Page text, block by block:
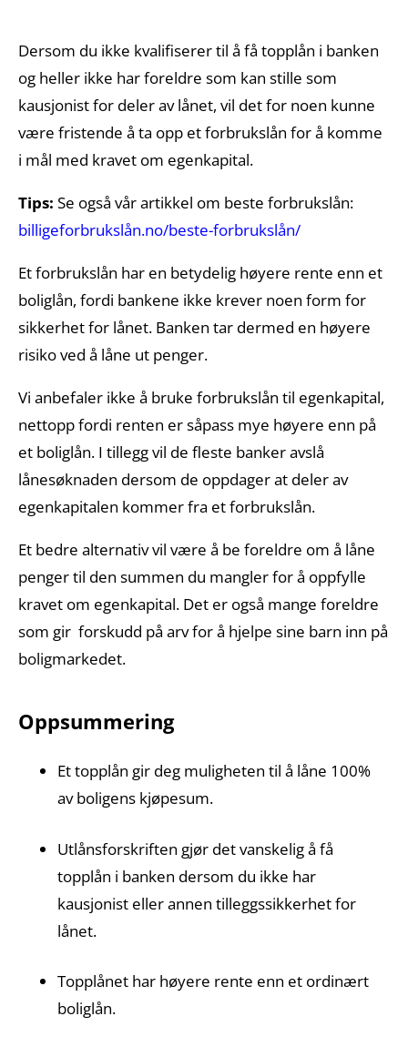
Dersom du ikke kvalifiserer til å få topplån i banken
og heller ikke har foreldre som kan stille som
kausjonist for deler av lånet, vil det for noen kunne
være fristende å ta opp et forbrukslån for å komme
i mål med kravet om egenkapital.
Tips: Se også vår artikkel om beste forbrukslån:
billigeforbrukslån.no/beste-forbrukslån/
Et forbrukslån har en betydelig høyere rente enn et
boliglån, fordi bankene ikke krever noen form for
sikkerhet for lånet. Banken tar dermed en høyere
risiko ved å låne ut penger.
Vi anbefaler ikke å bruke forbrukslån til egenkapital,
nettopp fordi renten er såpass mye høyere enn på
et boliglån. I tillegg vil de fleste banker avslå
lånesøknaden dersom de oppdager at deler av
egenkapitalen kommer fra et forbrukslån.
Et bedre alternativ vil være å be foreldre om å låne
penger til den summen du mangler for å oppfylle
kravet om egenkapital. Det er også mange foreldre
som gir forskudd på arv for å hjelpe sine barn inn på
boligmarkedet.
Oppsummering
Et topplån gir deg muligheten til å låne 100%
av boligens kjøpesum.
Utlånsforskriften gjør det vanskelig å få
topplån i banken dersom du ikke har
kausjonist eller annen tilleggssikkerhet for
lånet.
Topplånet har høyere rente enn et ordinært
boliglån.